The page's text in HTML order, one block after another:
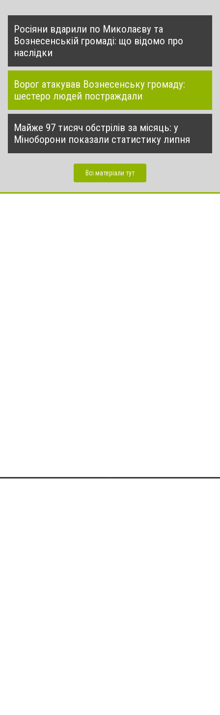
Росіяни вдарили по Миколаєву та
Вознесенській громаді: що відомо про
наслідки
Ворог атакував Вознесенську громаду:
шестеро людей постраждали
Майже 97 тисяч обстрілів за місяць: у
Міноборони показали статистику липня
Всі матеріали тут